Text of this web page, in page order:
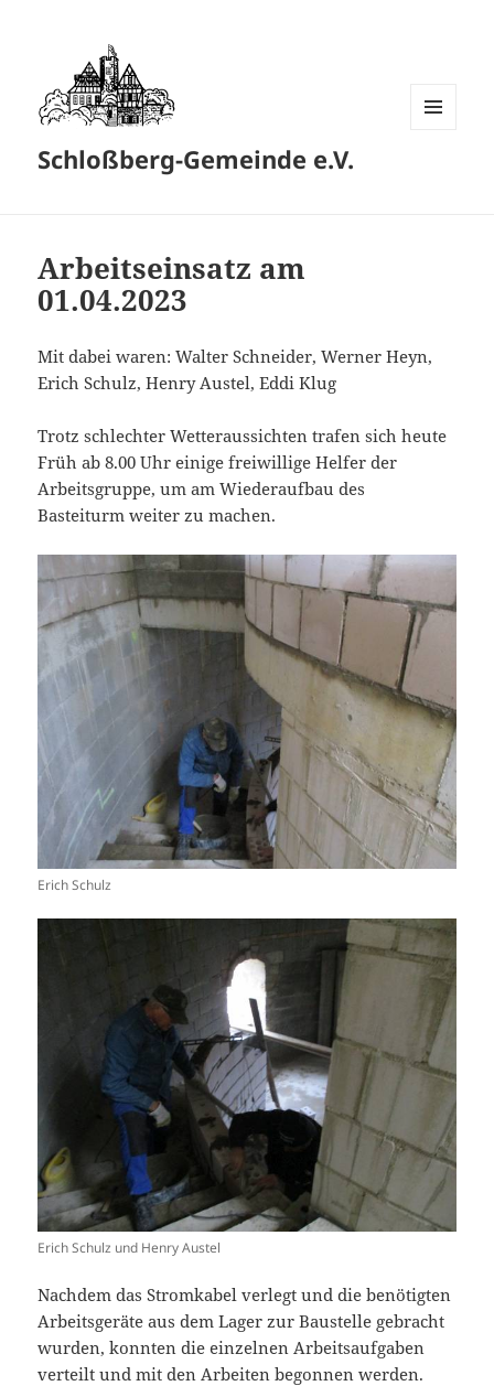
Schloßberg-Gemeinde e.V.
Arbeitseinsatz am
01.04.2023
Mit dabei waren: Walter Schneider, Werner Heyn,
Erich Schulz, Henry Austel, Eddi Klug
Trotz schlechter Wetteraussichten trafen sich heute
Früh ab 8.00 Uhr einige freiwillige Helfer der
Arbeitsgruppe, um am Wiederaufbau des
Basteiturm weiter zu machen.
Erich Schulz
Erich Schulz und Henry Austel
Nachdem das Stromkabel verlegt und die benötigten
Arbeitsgeräte aus dem Lager zur Baustelle gebracht
wurden, konnten die einzelnen Arbeitsaufgaben
verteilt und mit den Arbeiten begonnen werden.